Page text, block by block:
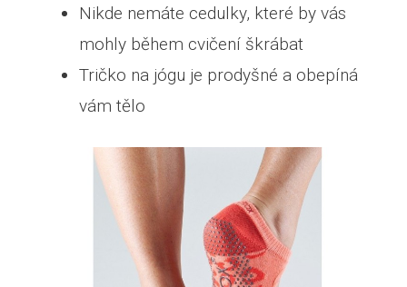
Nikde nemáte cedulky, které by vás
mohly během cvičení škrábat
Tričko na jógu je prodyšné a obepíná
vám tělo